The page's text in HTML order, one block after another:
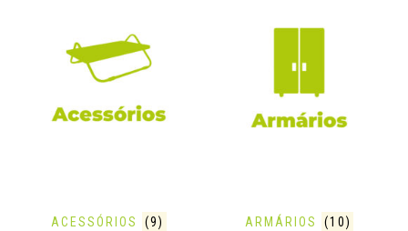
ACESSÓRIOS (9) ARMÁRIOS (10)